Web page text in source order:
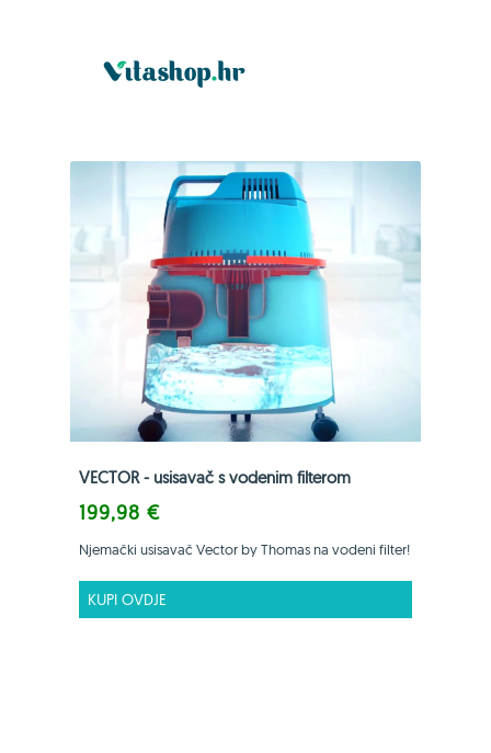
VECTOR - usisavač s vodenim filterom
199,98 €
Njemački usisavač Vector by Thomas na vodeni filter!
KUPI OVDJE